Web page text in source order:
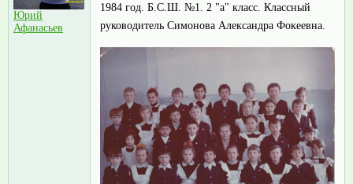
Юрий
Афанасьев
1984 год. Б.С.Ш. №1. 2 "а" класс. Классный
руководитель Симонова Александра Фокеевна.